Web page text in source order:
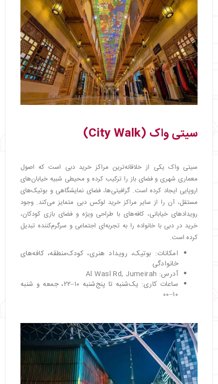
سیتی واک (City Walk)
سیتی واک یکی از خلاقانه‌ترین مراکز خرید دبی است که اصول
معماری شهری و فضای باز را ترکیب کرده و محیطی شبیه خیابان‌های
اروپایی ایجاد کرده است. گرافیتی‌ها، فضای نمایشگاهی و بوتیک‌های
مستقل، آن را از سایر مراکز خرید لوکس دبی متمایز می‌کند. وجود
رویدادهای خیابانی، کافه‌های با طراحی ویژه و فضای بازی کودکان،
خرید در دبی با خانواده را به تجربه‌ای اجتماعی و سرگرم‌کننده تبدیل
کرده است.
امکانات: بوتیک، رویداد هنری، کودک‌منطقه، کافه‌های
خانوادگی
آدرس: Al Wasl Rd, Jumeirah
ساعات کاری: یک‌شنبه تا پنج‌شنبه ۱۰–۲۲، جمعه و شنبه
۱۰–۰۰